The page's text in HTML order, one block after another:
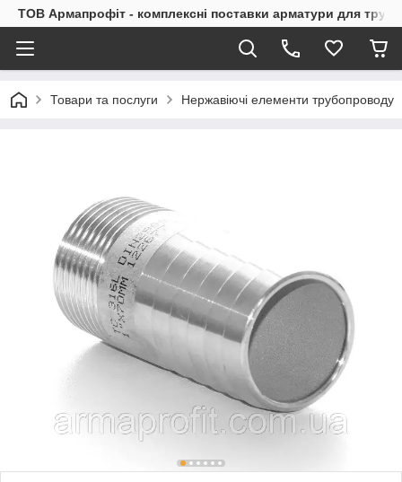
ТОВ Армапрофіт - комплексні поставки арматури для
Товари та послуги Нержавіючі елементи трубопроводу